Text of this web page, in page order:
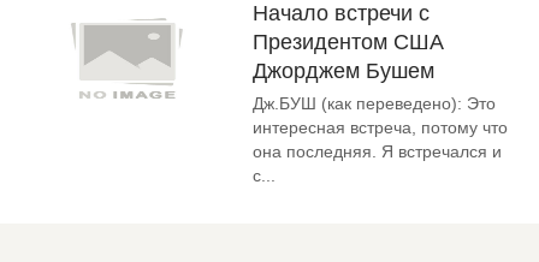
Начало встречи с
Президентом США
Джорджем Бушем
Дж.БУШ (как переведено): Это
интересная встреча, потому что
она последняя. Я встречался и
с...